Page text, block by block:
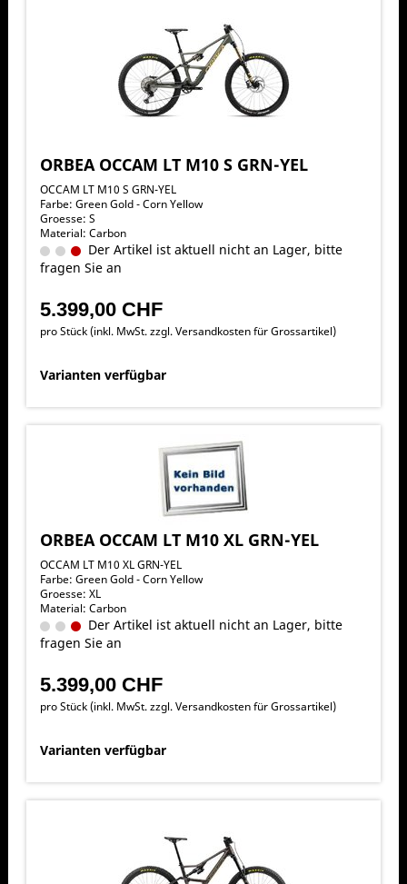
ORBEA OCCAM LT M10 S GRN-YEL
OCCAM LT M10 S GRN-YEL
Farbe: Green Gold - Corn Yellow
Groesse: S
Material: Carbon
Der Artikel ist aktuell nicht an Lager, bitte
fragen Sie an
5.399,00 CHF
pro Stück (inkl. MwSt. zzgl.Versandkosten für Grossartikel)
Varianten verfügbar
ORBEA OCCAM LT M10 XL GRN-YEL
OCCAM LT M10 XL GRN-YEL
Farbe: Green Gold - Corn Yellow
Groesse: XL
Material: Carbon
Der Artikel ist aktuell nicht an Lager, bitte
fragen Sie an
5.399,00 CHF
pro Stück (inkl. MwSt. zzgl.Versandkosten für Grossartikel)
Varianten verfügbar